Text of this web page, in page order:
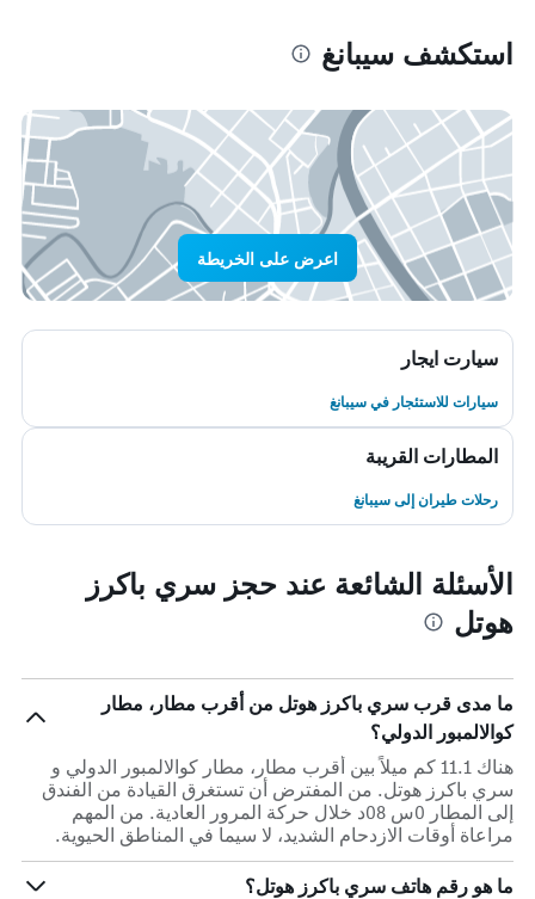
استكشف سيبانغ
اعرض على الخريطة
سيارت ايجار
سيارات للاستئجار في سيبانغ
المطارات القريبة
رحلات طيران إلى سيبانغ
الأسئلة الشائعة عند حجز سري باكرز
هوتل
ما مدى قرب سري باكرز هوتل من أقرب مطار، مطار
كوالالمبور الدولي؟
هناك 11.1 كم ميلاً بين أقرب مطار، مطار كوالالمبور الدولي و
سري باكرز هوتل. من المفترض أن تستغرق القيادة من الفندق
إلى المطار 0س 08د خلال حركة المرور العادية. من المهم
مراعاة أوقات الازدحام الشديد، لا سيما في المناطق الحيوية.
ما هو رقم هاتف سري باكرز هوتل؟